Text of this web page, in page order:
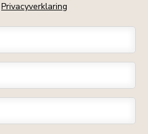
Privacyverklaring